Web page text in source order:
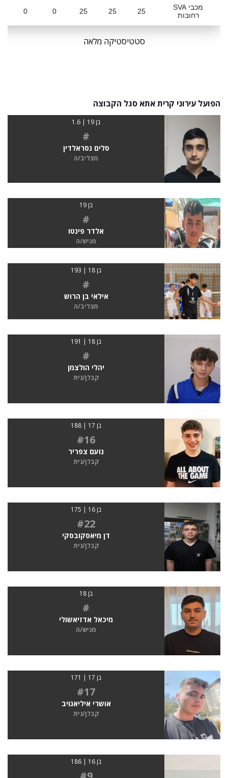
מכבי SVA
רחובות
25
25
25
0
0
סטטיסטיקה מלאה
הפועל עירוני קרית אתא סגל הקבוצה
בן 19 | 1.6
#
סלים נסראלדין
מצליב/ה
בן 19
#
אלדר פינטו
מגיש/ה
בן 18 | 193
#
אילאי בן הרוש
מצליב/ה
בן 18 | 191
#
יהלי הולצמן
קבלן/נית
בן 17 | 188
#16
נועם צפריר
קבלן/נית
בן 16 | 175
#22
דן מיאסקובסקי
קבלן/נית
בן 18
#
מיכאל אדזיאשולי
מגיש/ה
בן 17 | 171
#17
אושרי איליאגויב
קבלן/נית
בן 16 | 186